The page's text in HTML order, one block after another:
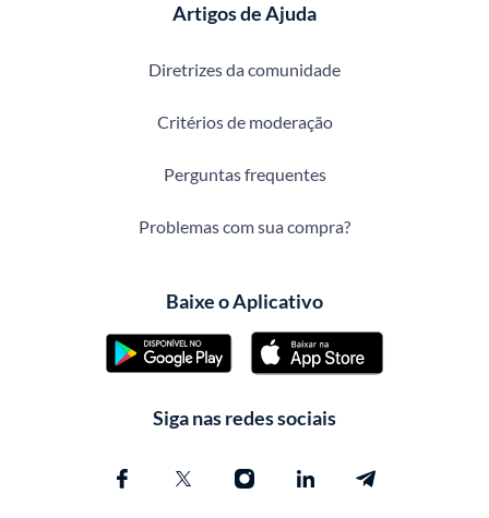
Artigos de Ajuda
Diretrizes da comunidade
Critérios de moderação
Perguntas frequentes
Problemas com sua compra?
Baixe o Aplicativo
Siga nas redes sociais